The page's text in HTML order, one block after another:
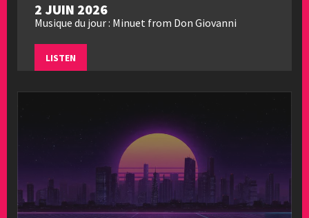
2 JUIN 2026
Musique du jour : Minuet from Don Giovanni
LISTEN